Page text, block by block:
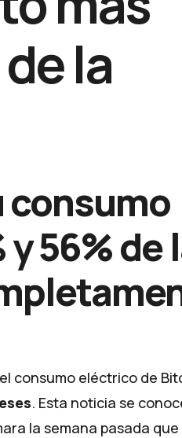
la
consumo
56% de
consumo eléctrico de
. Esta noticia se
la semana pasada que